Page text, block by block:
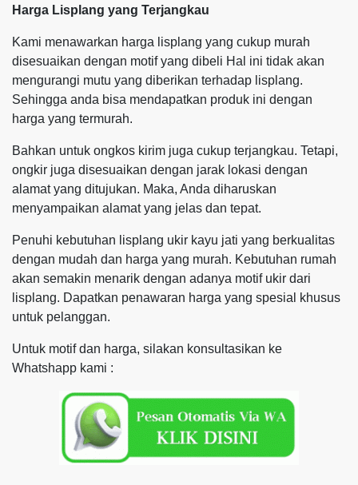
Harga Lisplang yang Terjangkau
Kami menawarkan harga lisplang yang cukup murah
disesuaikan dengan motif yang dibeli Hal ini tidak akan
mengurangi mutu yang diberikan terhadap lisplang.
Sehingga anda bisa mendapatkan produk ini dengan
harga yang termurah.
Bahkan untuk ongkos kirim juga cukup terjangkau. Tetapi,
ongkir juga disesuaikan dengan jarak lokasi dengan
alamat yang ditujukan. Maka, Anda diharuskan
menyampaikan alamat yang jelas dan tepat.
Penuhi kebutuhan lisplang ukir kayu jati yang berkualitas
dengan mudah dan harga yang murah. Kebutuhan rumah
akan semakin menarik dengan adanya motif ukir dari
lisplang. Dapatkan penawaran harga yang spesial khusus
untuk pelanggan.
Untuk motif dan harga, silakan konsultasikan ke
Whatshapp kami :